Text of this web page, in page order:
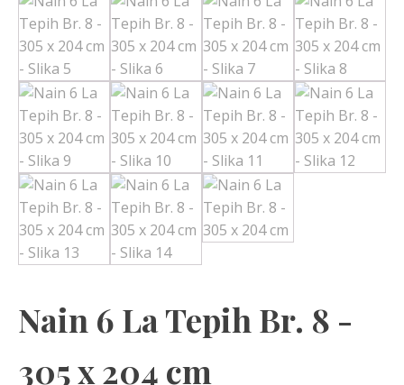
Nain 6 La Tepih Br. 8 -
305 x 204 cm